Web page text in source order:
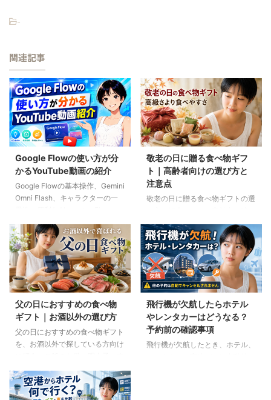
-
関連記事
Google Flowの使い方が分
かるYouTube動画の紹介
Google Flowの基本操作、Gemini
Omni Flash、キャラクターの一
研究室の長編動画18本を、目的別
に分かりやすく紹介します。
敬老の日に贈る食べ物ギフ
ト｜高齢者向けの選び方と
注意点
敬老の日に贈る食べ物ギフトの選
力や好み、食事制限、保存方法に
配慮しながら、和菓子、スープ、
ご飯のお供、やわらか食などの候
補をわかりやすく解説します。
父の日におすすめの食べ物
ギフト｜お酒以外の選び方
父の日におすすめの食べ物ギフト
を、お酒以外で探している方向け
など、父の好みに合わせた選び方
と注意点を解説します。
飛行機が欠航したらホテル
やレンタカーはどうなる？
予約前の確認事項
飛行機が欠航したとき、ホテル、